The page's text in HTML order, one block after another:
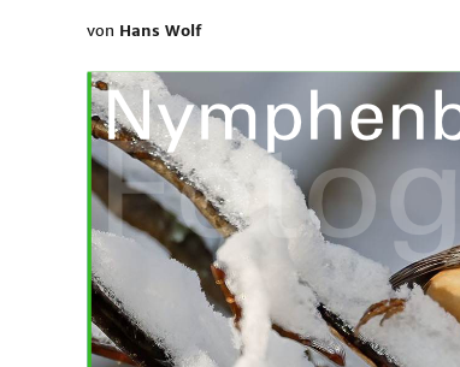
von Hans Wolf